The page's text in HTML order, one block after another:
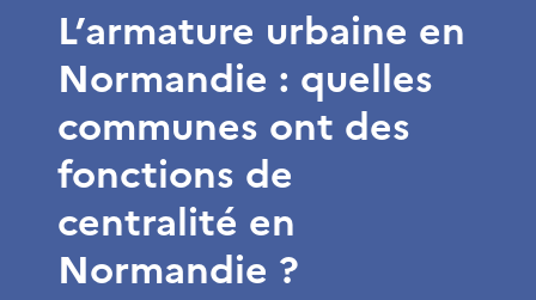
L’armature urbaine en
Normandie : quelles
communes ont des
fonctions de
centralité en
Normandie ?